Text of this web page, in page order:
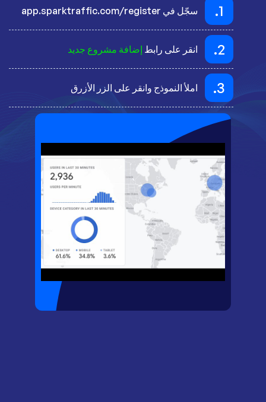
1. سجّل في app.sparktraffic.com/register
2. انقر على رابط إضافة مشروع جديد
3. املأ النموذج وانقر على الزر الأزرق